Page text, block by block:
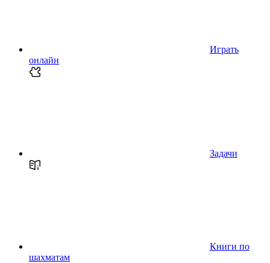
Играть
онлайн
Задачи
Книги по
шахматам